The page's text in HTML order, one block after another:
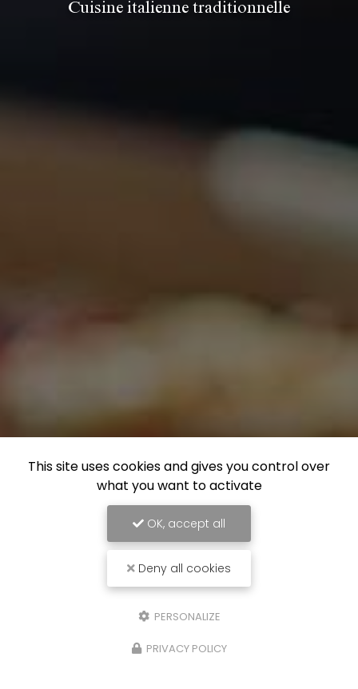
Cuisine italienne traditionnelle
This site uses cookies and gives you control over
what you want to activate
OK, accept all
Deny all cookies
PERSONALIZE
PRIVACY POLICY